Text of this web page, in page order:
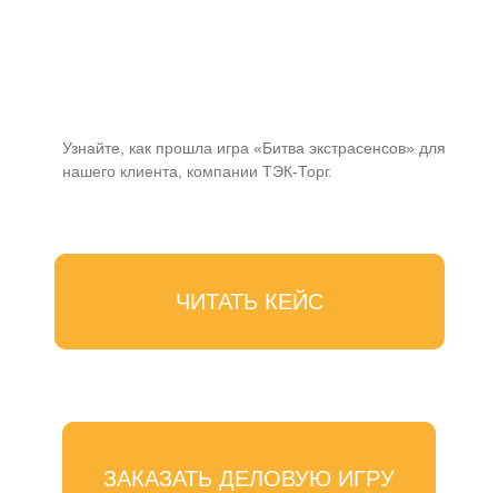
ЧИТАТЬ КЕЙС
Узнайте, как прошла игра «Битва экстрасенсов» для
нашего клиента, компании ТЭК-Торг.
ЗАКАЗАТЬ ДЕЛОВУЮ ИГРУ